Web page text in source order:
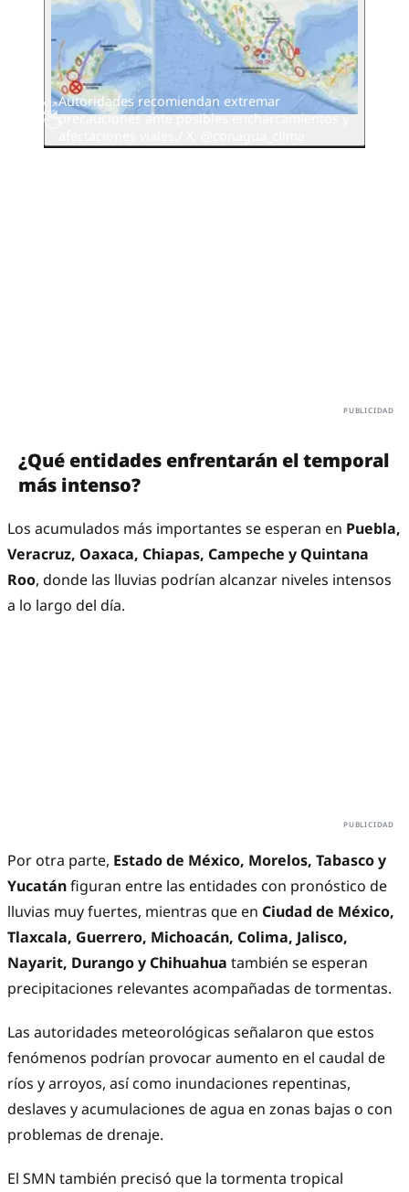
Autoridades recomiendan extremar
precauciones ante posibles encharcamientos y
¿Qué entidades enfrentarán el temporal
más intenso?
Los acumulados más importantes se esperan en Puebla,
Veracruz, Oaxaca, Chiapas, Campeche y Quintana
Roo, donde las lluvias podrían alcanzar niveles intensos
a lo largo del día.
Por otra parte, Estado de México, Morelos, Tabasco y
Yucatánfiguran entre las entidades con pronóstico de
lluvias muy fuertes, mientras que en Ciudad de México,
Tlaxcala, Guerrero, Michoacán, Colima, Jalisco,
Nayarit, Durango y Chihuahua también se esperan
precipitaciones relevantes acompañadas de tormentas.
Las autoridades meteorológicas señalaron que estos
fenómenos podrían provocar aumento en el caudal de
ríos y arroyos, así como inundaciones repentinas,
deslaves y acumulaciones de agua en zonas bajas o con
problemas de drenaje.
El SMN también precisó que la tormenta tropical